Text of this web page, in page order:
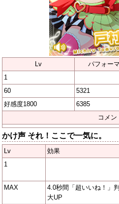
Lv パフォー
1
60
5321
好感度1800
6385
コメン
かけ声 それ！ここで一気に。
Lv 効果
1
MAX
4.0秒間「超いいね！」
大UP